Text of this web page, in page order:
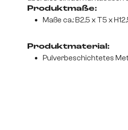
Produktmaße:
Maße ca.: B2,5 x T5 x
Produktmaterial:
Pulverbeschichtetes